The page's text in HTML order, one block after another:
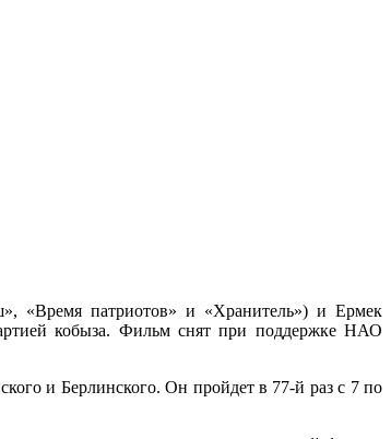
«Время патриотов» и «Хранитель») и Ермек
кобыза. Фильм снят при поддержке НАО
и Берлинского. Он пройдет в 77-й раз с 7 по